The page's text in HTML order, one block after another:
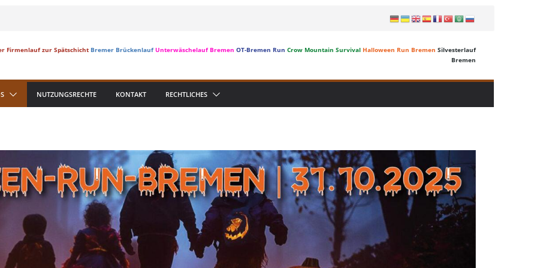
Firmenlauf zur Spätschicht Bremer Brückenlauf Unterwäschelauf Bremen OT-Bremen Run Crow Mountain Survival Halloween Run Bremen Silvesterlauf
Bremen
NUTZUNGSRECHTE KONTAKT RECHTLICHES